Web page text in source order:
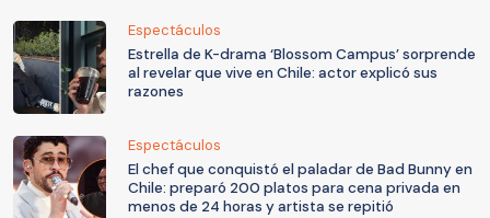
Espectáculos
Estrella de K-drama ‘Blossom Campus’ sorprende
al revelar que vive en Chile: actor explicó sus
razones
Espectáculos
El chef que conquistó el paladar de Bad Bunny en
Chile: preparó 200 platos para cena privada en
menos de 24 horas y artista se repitió